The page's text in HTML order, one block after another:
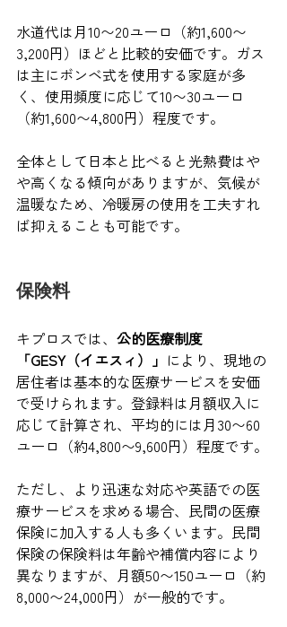
水道代は月10〜20ユーロ（約1,600〜
3,200円）ほどと比較的安価です。ガス
は主にボンベ式を使用する家庭が多
く、使用頻度に応じて10〜30ユーロ
（約1,600〜4,800円）程度です。
全体として日本と比べると光熱費はや
や高くなる傾向がありますが、気候が
温暖なため、冷暖房の使用を工夫すれ
ば抑えることも可能です。
保険料
キプロスでは、 公的医療制度
「GESY（イエスィ）」 により、現地の
居住者は基本的な医療サービスを安価
で受けられます。登録料は月額収入に
応じて計算され、平均的には月30〜60
ユーロ（約4,800〜9,600円）程度です。
ただし、より迅速な対応や英語での医
療サービスを求める場合、民間の医療
保険に加入する人も多くいます。民間
保険の保険料は年齢や補償内容により
異なりますが、月額50〜150ユーロ（約
8,000〜24,000円）が一般的です。